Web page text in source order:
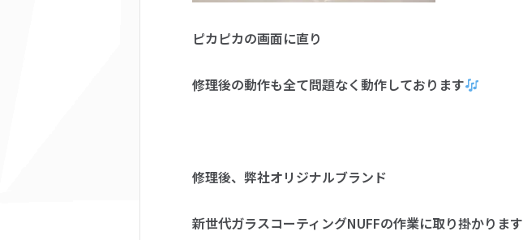
ピカピカの画面に直り
修理後の動作も全て問題なく動作しております
修理後、弊社オリジナルブランド
新世代ガラスコーティングNUFFの作業に取り掛かります